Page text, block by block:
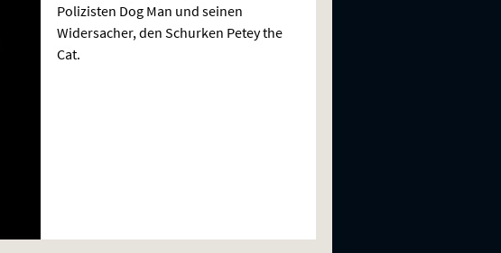
Polizisten Dog Man und seinen
Widersacher, den Schurken Petey the
Cat.